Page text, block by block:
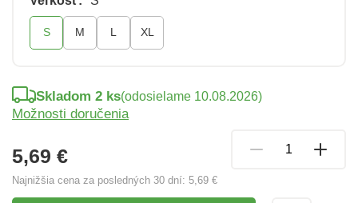
S M L XL
5,69 €
Najnižšia cena za posledných 30 dní: 5,69 €
Skladom 2 ks(odosielame 10.08.2026)
Možnosti doručenia